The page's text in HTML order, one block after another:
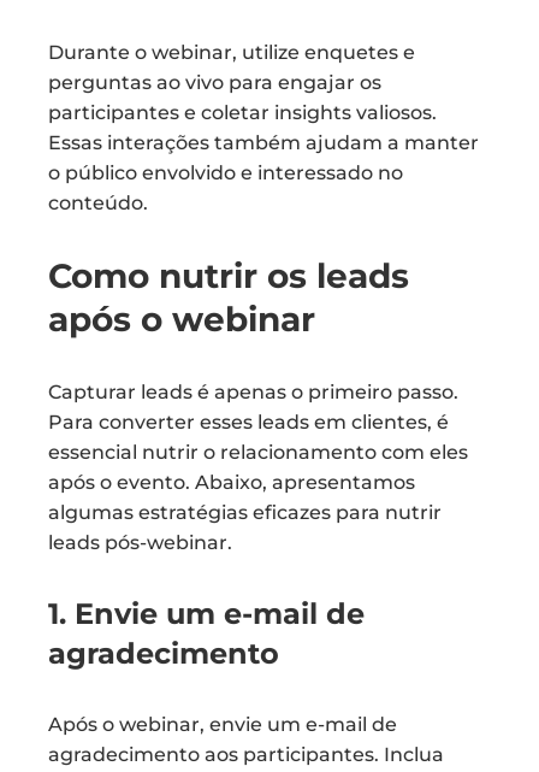
Durante o webinar, utilize enquetes e
perguntas ao vivo para engajar os
participantes e coletar insights valiosos.
Essas interações também ajudam a manter
o público envolvido e interessado no
conteúdo.
Como nutrir os leads
após o webinar
Capturar leads é apenas o primeiro passo.
Para converter esses leads em clientes, é
essencial nutrir o relacionamento com eles
após o evento. Abaixo, apresentamos
algumas estratégias eficazes para nutrir
leads pós-webinar.
1. Envie um e-mail de
agradecimento
Após o webinar, envie um e-mail de
agradecimento aos participantes. Inclua